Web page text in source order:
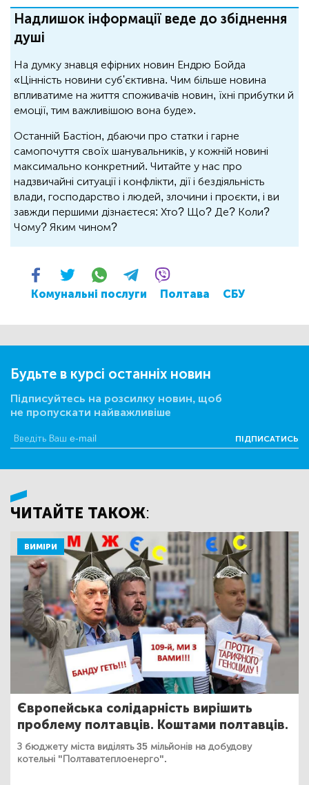
Надлишок інформації веде до збіднення
душі
На думку знавця ефірних новин Ендрю Бойда
«Цінність новини суб'єктивна. Чим більше новина
впливатиме на життя споживачів новин, їхні прибутки й
емоції, тим важливішою вона буде».
Останній Бастіон, дбаючи про статки і гарне
самопочуття своїх шанувальників, у кожній новині
максимально конкретний. Читайте у нас про
надзвичайні ситуації і конфлікти, дії і бездіяльність
влади, господарство і людей, злочини і проєкти, і ви
завжди першими дізнаєтеся: Хто? Що? Де? Коли?
Чому? Яким чином?
Комунальні послуги Полтава СБУ
Будьте в курсі останніх новин
Підписуйтесь на розсилку новин, щоб
не пропускати найважливіше
ПІДПИСАТИСЬ
ЧИТАЙТЕ ТАКОЖ:
ВИМІРИ
Європейська солідарність вирішить
проблему полтавців. Коштами полтавців.
З бюджету міста виділять 35 мільйонів на добудову
котельні "Полтаватеплоенерго".